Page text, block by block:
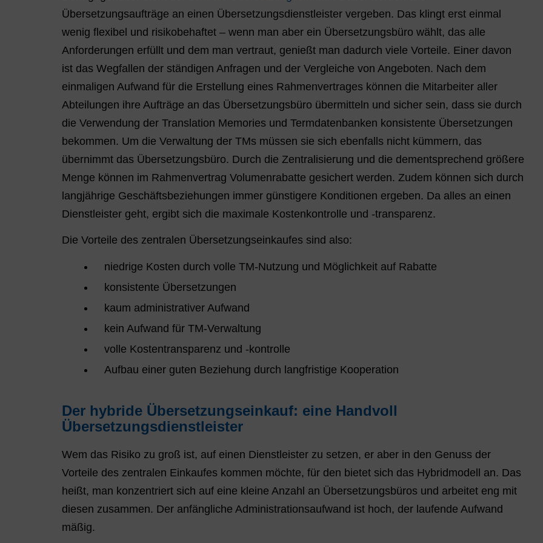
Übersetzungsaufträge an einen Übersetzungsdienstleister vergeben. Das klingt erst einmal
wenig flexibel und risikobehaftet – wenn man aber ein Übersetzungsbüro wählt, das alle
Anforderungen erfüllt und dem man vertraut, genießt man dadurch viele Vorteile. Einer davon
ist das Wegfallen der ständigen Anfragen und der Vergleiche von Angeboten. Nach dem
einmaligen Aufwand für die Erstellung eines Rahmenvertrages können die Mitarbeiter aller
Abteilungen ihre Aufträge an das Übersetzungsbüro übermitteln und sicher sein, dass sie durch
die Verwendung der Translation Memories und Termdatenbanken konsistente Übersetzungen
bekommen. Um die Verwaltung der TMs müssen sie sich ebenfalls nicht kümmern, das
übernimmt das Übersetzungsbüro. Durch die Zentralisierung und die dementsprechend größere
Menge können im Rahmenvertrag Volumenrabatte gesichert werden. Zudem können sich durch
langjährige Geschäftsbeziehungen immer günstigere Konditionen ergeben. Da alles an einen
Dienstleister geht, ergibt sich die maximale Kostenkontrolle und -transparenz.
Die Vorteile des zentralen Übersetzungseinkaufes sind also:
niedrige Kosten durch volle TM-Nutzung und Möglichkeit auf Rabatte
konsistente Übersetzungen
kaum administrativer Aufwand
kein Aufwand für TM-Verwaltung
volle Kostentransparenz und -kontrolle
Aufbau einer guten Beziehung durch langfristige Kooperation
Der hybride Übersetzungseinkauf: eine Handvoll
Übersetzungsdienstleister
Wem das Risiko zu groß ist, auf einen Dienstleister zu setzen, er aber in den Genuss der
Vorteile des zentralen Einkaufes kommen möchte, für den bietet sich das Hybridmodell an. Das
heißt, man konzentriert sich auf eine kleine Anzahl an Übersetzungsbüros und arbeitet eng mit
diesen zusammen. Der anfängliche Administrationsaufwand ist hoch, der laufende Aufwand
mäßig.